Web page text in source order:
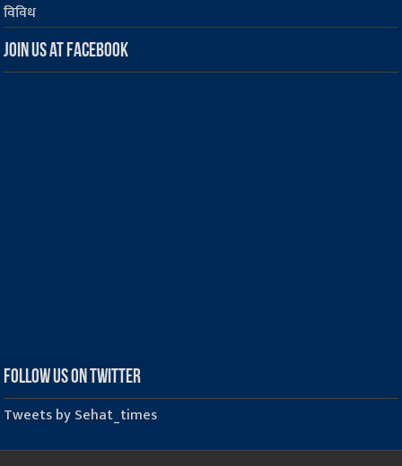
विविध
Join us at Facebook
Follow us on Twitter
Tweets by Sehat_times